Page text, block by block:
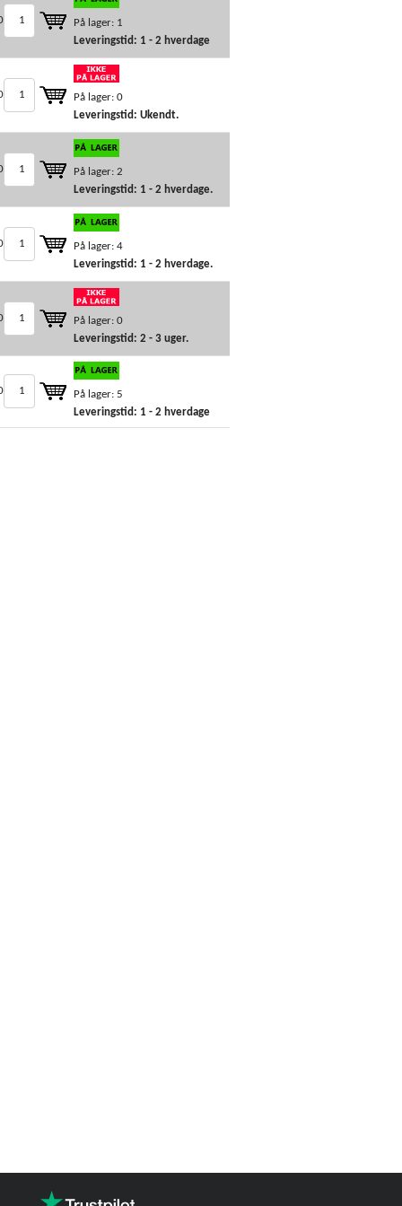
På lager: 1
Leveringstid: 1 - 2 hverdage
På lager: 0
Leveringstid: Ukendt.
På lager: 2
Leveringstid: 1 - 2 hverdage.
På lager: 4
Leveringstid: 1 - 2 hverdage.
På lager: 0
Leveringstid: 2 - 3 uger.
På lager: 5
Leveringstid: 1 - 2 hverdage